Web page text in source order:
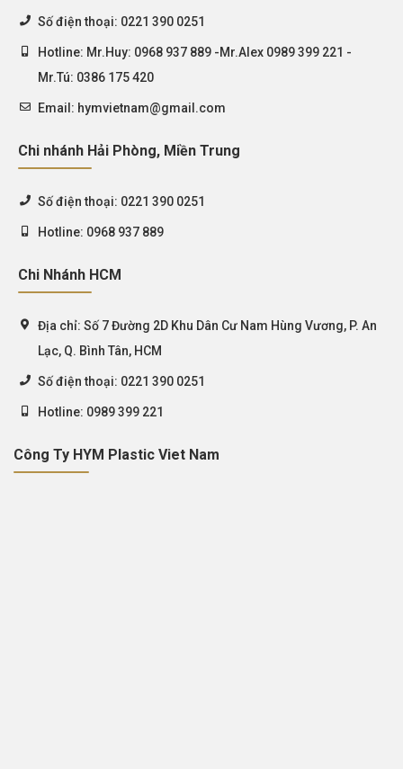
Số điện thoại: 0221 390 0251
Hotline: Mr.Huy: 0968 937 889 -Mr.Alex 0989 399 221 -
Mr.Tú: 0386 175 420
Email: hymvietnam@gmail.com
Chi nhánh Hải Phòng, Miền Trung
Số điện thoại: 0221 390 0251
Hotline: 0968 937 889
Chi Nhánh HCM
Địa chỉ: Số 7 Đường 2D Khu Dân Cư Nam Hùng Vương, P. An
Lạc, Q. Bình Tân, HCM
Số điện thoại: 0221 390 0251
Hotline: 0989 399 221
Công Ty HYM Plastic Viet Nam